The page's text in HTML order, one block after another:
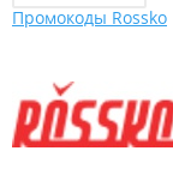
Промокоды Rossko